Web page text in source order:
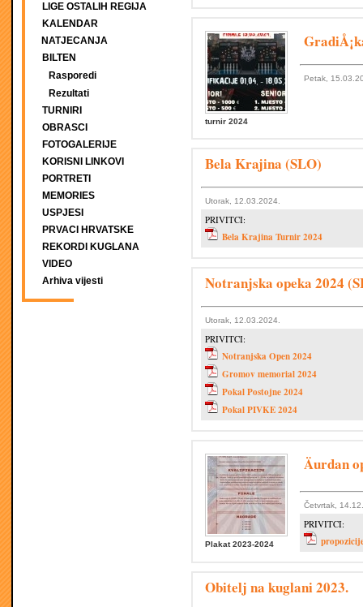
LIGE OSTALIH REGIJA
KALENDAR
NATJECANJA
BILTEN
Rasporedi
Rezultati
TURNIRI
OBRASCI
FOTOGALERIJE
KORISNI LINKOVI
PORTRETI
MEMORIES
USPJESI
PRVACI HRVATSKE
REKORDI KUGLANA
VIDEO
Arhiva vijesti
turnir 2024
Petak,
Bela Krajina (SLO)
Utorak, 12.03.2024.
PRIVITCI:
Bela Krajina Turnir 2024
Notranjska opeka 2024
Utorak, 12.03.2024.
PRIVITCI:
Notranjska Open 2024
Gromov memorial 2024
Pokal Postojne 2024
Pokal PIVKE 2024
Plakat 2023-2024
Äurdan
Četvrtak,
PRIVITCI:
Obitelj na kuglani 2023.